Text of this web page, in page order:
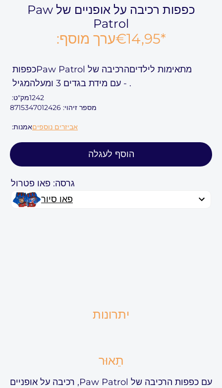
כפפות רכיבה על אופניים של Paw
Patrol
ערך מוסף:€14,95*
כפפות הרכיבה של Paw Patrolמתאימות לילדים
מגיל
3 ומעלה עם מידת בגדים - .
מק"ט:1242
מספר זיהוי: 8715347012426
אמנות:אביזרים נוספים
הוסף לעגלה
גרסה: פאו פטרול
פאו סיור
יתרונות
תֵאוּר
עם כפפות הרכיבה של Paw Patrol, רכיבה על אופניים